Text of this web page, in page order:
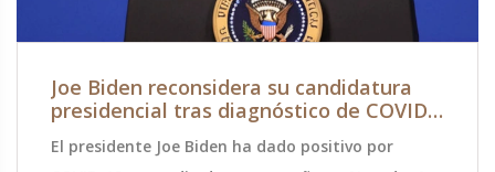
Joe Biden reconsidera su candidatura
presidencial tras diagnóstico de COVID-
19 y crecientes presiones
El presidente Joe Biden ha dado positivo por